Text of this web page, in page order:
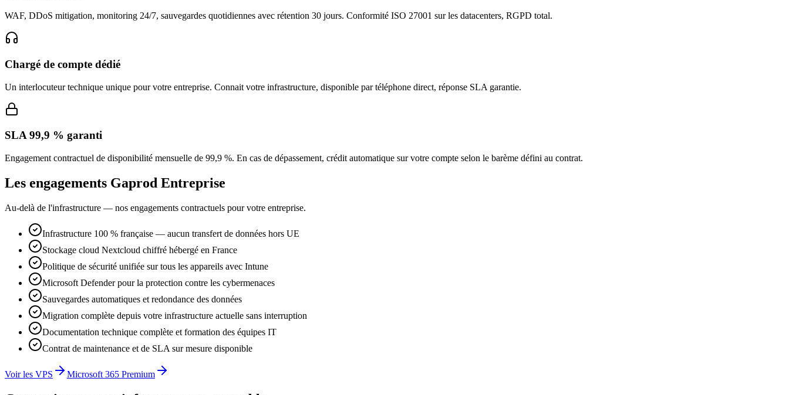
WAF, DDoS mitigation, monitoring 24/7, sauvegardes quotidiennes avec rétention 30 jours. Conformité ISO 27001 sur les datacenters, RGPD total.
Chargé de compte dédié
Un interlocuteur technique unique pour votre entreprise. Connait votre infrastructure, disponible par téléphone direct, réponse SLA garantie.
SLA 99,9 % garanti
Engagement contractuel de disponibilité mensuelle de 99,9 %. En cas de dépassement, crédit automatique sur votre compte selon le barème défini au contrat.
Les engagements Gaprod Entreprise
Au-delà de l'infrastructure — nos engagements contractuels pour votre entreprise.
Infrastructure 100 % française — aucun transfert de données hors UE
Stockage cloud Nextcloud chiffré hébergé en France
Politique de sécurité unifiée sur tous les appareils avec Intune
Microsoft Defender pour la protection contre les cybermenaces
Sauvegardes automatiques et redondance des données
Migration complète depuis votre infrastructure actuelle sans interruption
Documentation technique complète et formation des équipes IT
Contrat de maintenance et de SLA sur mesure disponible
Voir les VPS Microsoft 365 Premium